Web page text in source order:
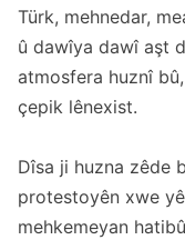
Türk, mehnedar,
û dawîya dawî aşt
atmosfera huznî
çepik lênexist.
Dîsa ji huzna zêde
protestoyên xwe
mehkemeyan